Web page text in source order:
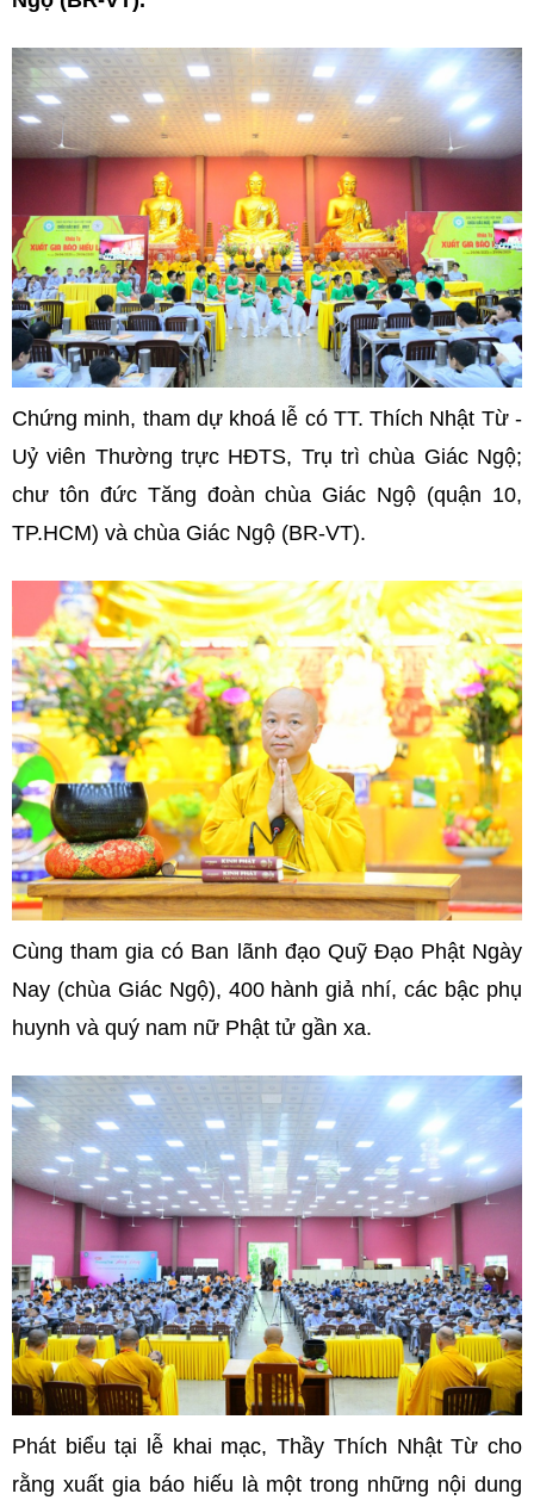
Chứng minh, tham dự khoá lễ có TT. Thích Nhật Từ -
Uỷ viên Thường trực HĐTS, Trụ trì chùa Giác Ngộ;
chư tôn đức Tăng đoàn chùa Giác Ngộ (quận 10,
TP.HCM) và chùa Giác Ngộ (BR-VT).
Cùng tham gia có Ban lãnh đạo Quỹ Đạo Phật Ngày
Nay (chùa Giác Ngộ), 400 hành giả nhí, các bậc phụ
huynh và quý nam nữ Phật tử gần xa.
Phát biểu tại lễ khai mạc, Thầy Thích Nhật Từ cho
rằng xuất gia báo hiếu là một trong những nội dung